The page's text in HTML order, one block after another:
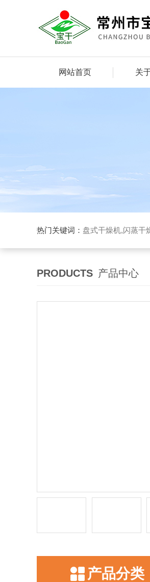
网站首页 关
热门关键词： 盘式干燥机,闪蒸干
PRODUCTS 产品中心
产品分类